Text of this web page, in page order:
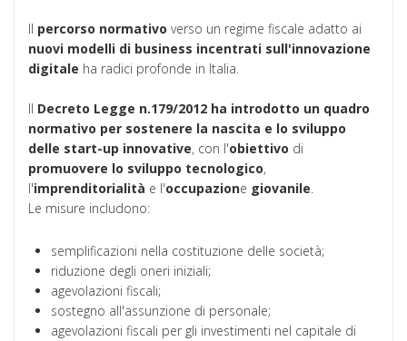
Il percorso normativo verso un regime fiscale adatto ai
nuovi modelli di business incentrati sull'innovazione
digitale ha radici profonde in Italia.
Il Decreto Legge n.179/2012 ha introdotto un quadro
normativo per sostenere la nascita e lo sviluppo
delle start-up innovative, con l'obiettivo di
promuovere lo sviluppo tecnologico,
l'imprenditorialità e l'occupazione giovanile.
Le misure includono:
semplificazioni nella costituzione delle società;
riduzione degli oneri iniziali;
agevolazioni fiscali;
sostegno all'assunzione di personale;
agevolazioni fiscali per gli investimenti nel capitale di